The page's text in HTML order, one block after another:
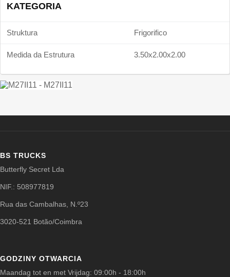
KATEGORIA
Struktura Frigorifico
Medida da Estrutura 3.50x2.00x2.00
BS TRUCKS
Butterfly Secret Lda
NIF.: 508977819
Rua das Cambalhas, N.º23
3020-521 Botão/Coimbra
GODZINY OTWARCIA
Maandag tot en met Vrijdag: 09:00h - 18:00h